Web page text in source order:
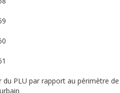
PLU par rapport au périmètre de